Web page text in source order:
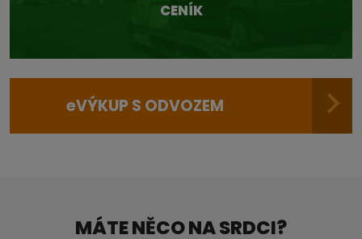
CENÍK
eVÝKUP S ODVOZEM
MÁTE NĚCO NA SRDCI?